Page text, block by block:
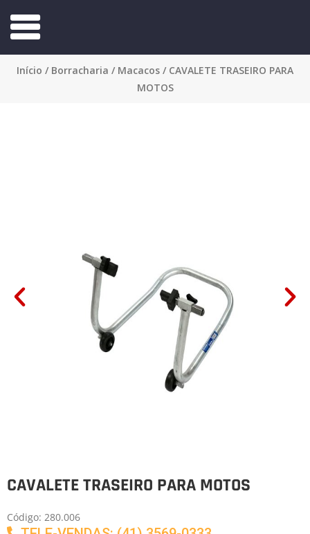
Início / Borracharia / Macacos / CAVALETE TRASEIRO PARA
MOTOS
CAVALETE TRASEIRO PARA MOTOS
Código: 280.006